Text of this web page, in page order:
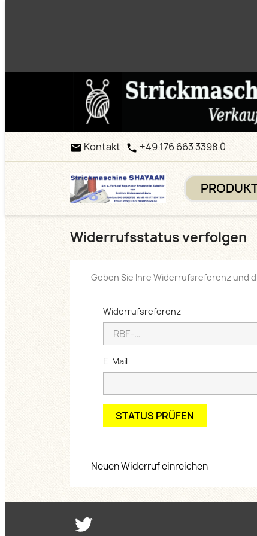
 Kontakt  +49 176 663 3398 0
Widerrufsstatus verfolgen
Geben Sie Ihre Widerrufsreferenz und
Widerrufsreferenz
E-Mail
STATUS PRÜFEN
Neuen Widerruf einreichen